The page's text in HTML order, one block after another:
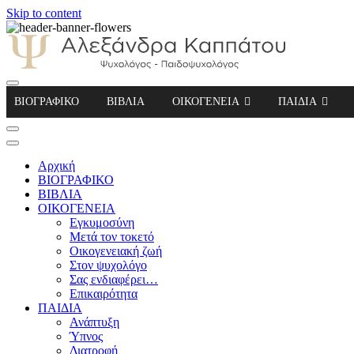
Skip to content
Αλεξάνδρα Καππάτου Ψυχολόγος –
ΒΙΟΓΡΑΦΙΚΟ ΒΙΒΛΙΑ ΟΙΚΟΓΕΝΕΙΑ ΠΑΙΔΙΑ
Αρχική
ΒΙΟΓΡΑΦΙΚΟ
ΒΙΒΛΙΑ
ΟΙΚΟΓΕΝΕΙΑ
Εγκυμοσύνη
Μετά τον τοκετό
Οικογενειακή ζωή
Στον ψυχολόγο
Σας ενδιαφέρει…
Επικαιρότητα
ΠΑΙΔΙΑ
Ανάπτυξη
Ύπνος
Διατροφή